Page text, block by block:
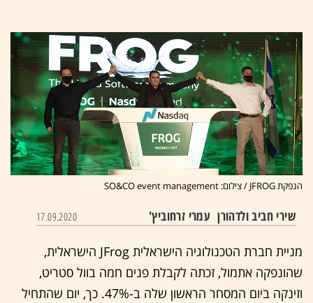
הנפקת JFROG / צילום: SO&CO event management
שירי חביב ולדהורן עמרי זרחוביץ' 17.09.2020
מניית חברת הטכנולוגיה הישראלית JFrog הישראלית,
שהונפקה אתמול, זכתה לקבלת פנים חמה בוול סטריט,
וזינקה ביום המסחר הראשון שלה ב-47%. כך, יום שהתחיל